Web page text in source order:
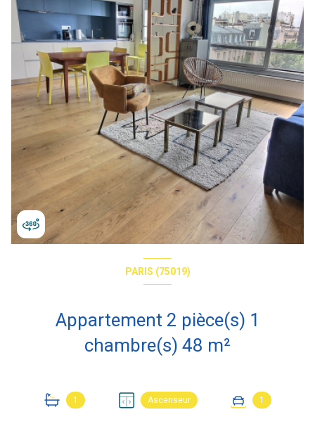
PARIS (75019)
Appartement 2 pièce(s) 1
chambre(s) 48 m²
1 Ascenseur 1